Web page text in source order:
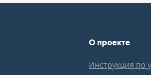
О проекте
Инструкция по